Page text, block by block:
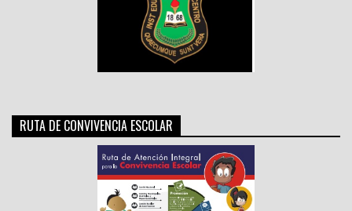
RUTA DE CONVIVENCIA ESCOLAR